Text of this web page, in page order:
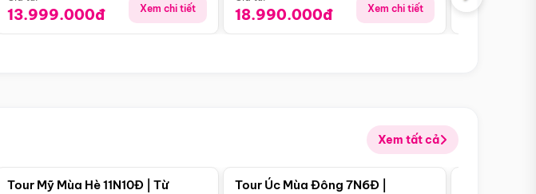
13.999.000đ Xem chi tiết 18.990.000đ Xem chi tiết
Xem tất cả
Tour Mỹ Mùa Hè 11N10Đ | Từ
Điểm nổi bật
Tour Úc Mùa Đông 7N6Đ |